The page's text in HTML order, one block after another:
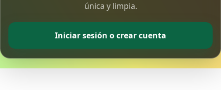
única y limpia.
Iniciar sesión o crear cuenta